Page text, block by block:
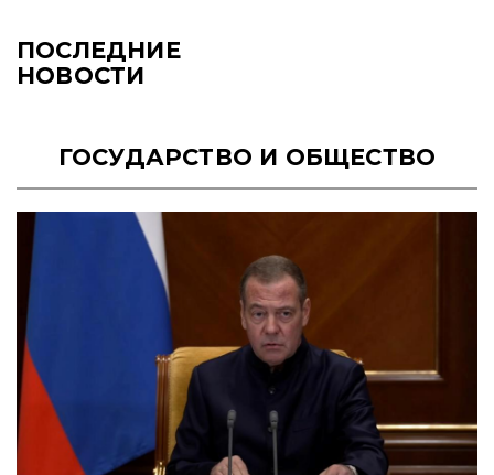
ПОСЛЕДНИЕ
НОВОСТИ
ГОСУДАРСТВО И ОБЩЕСТВО